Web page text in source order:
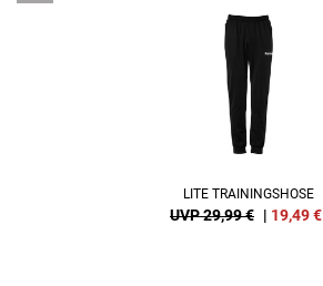
LITE TRAININGSHOSE
UVP 29,99 € | 19,49€